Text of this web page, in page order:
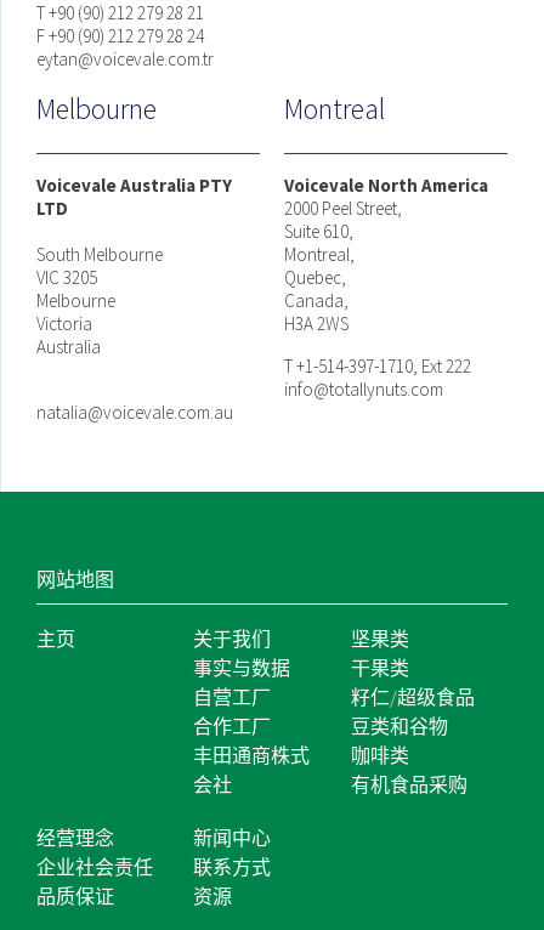
T +90 (90) 212 279 28 21
F +90 (90) 212 279 28 24
eytan@voicevale.com.tr
Melbourne
Voicevale Australia PTY
LTD
South Melbourne
VIC 3205
Melbourne
Victoria
Australia
natalia@voicevale.com.au
Montreal
Voicevale North America
2000 Peel Street,
Suite 610,
Montreal,
Quebec,
Canada,
H3A 2WS
T +1-514-397-1710, Ext 222
info@totallynuts.com
网站地图
主页
关于我们
事实与数据
自营工厂
合作工厂
丰田通商株式
会社
坚果类
干果类
籽仁/超级食品
豆类和谷物
咖啡类
有机食品采购
经营理念
企业社会责任
品质保证
新闻中心
联系方式
资源